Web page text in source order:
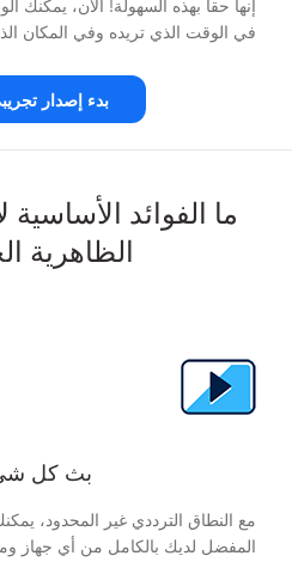
إنها حقا بهذه السهولة! الآن، يمكنك
في الوقت الذي تريده وفي المكان
بدء إصدار
ما الفوائد
الظاهرية
بث كل
مع النطاق الترددي غير المحدود،
المفضل لديك بالكامل من أي جهاز